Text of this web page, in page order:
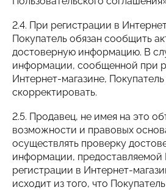
2.4. При регистрации в
Покупатель обязан сообщить
достоверную информацию. В
информации, сообщенной при
Интернет-магазине,
скорректировать.
2.5. Продавец, не имея на это
возможности и правовых
осуществлять проверку
информации, предоставляемой
регистрации в Интернет-
исходит из того, что